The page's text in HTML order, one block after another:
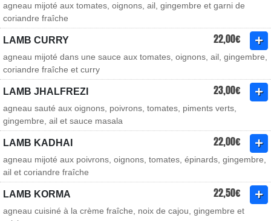
agneau mijoté aux tomates, oignons, ail, gingembre et garni de
coriandre fraîche
LAMB CURRY 22,00€
agneau mijoté dans une sauce aux tomates, oignons, ail, gingembre,
coriandre fraîche et curry
LAMB JHALFREZI 23,00€
agneau sauté aux oignons, poivrons, tomates, piments verts,
gingembre, ail et sauce masala
LAMB KADHAI 22,00€
agneau mijoté aux poivrons, oignons, tomates, épinards, gingembre,
ail et coriandre fraîche
LAMB KORMA 22,50€
agneau cuisiné à la crème fraîche, noix de cajou, gingembre et